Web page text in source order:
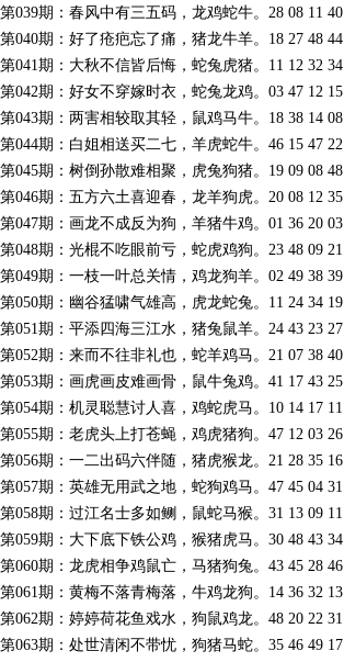
第039期：春风中有三五码，龙鸡蛇牛。28 08 11 40
第040期：好了疮疤忘了痛，猪龙牛羊。18 27 48 44
第041期：大秋不信皆后悔，蛇兔虎猪。11 12 32 34
第042期：好女不穿嫁时衣，蛇兔龙鸡。03 47 12 15
第043期：两害相较取其轻，鼠鸡马牛。18 38 14 08
第044期：白姐相送买二七，羊虎蛇牛。46 15 47 22
第045期：树倒孙散难相聚，虎兔狗猪。19 09 08 48
第046期：五方六土喜迎春，龙羊狗虎。20 08 12 35
第047期：画龙不成反为狗，羊猪牛鸡。01 36 20 03
第048期：光棍不吃眼前亏，蛇虎鸡狗。23 48 09 21
第049期：一枝一叶总关情，鸡龙狗羊。02 49 38 39
第050期：幽谷猛啸气雄高，虎龙蛇兔。11 24 34 19
第051期：平添四海三江水，猪兔鼠羊。24 43 23 27
第052期：来而不往非礼也，蛇羊鸡马。21 07 38 40
第053期：画虎画皮难画骨，鼠牛兔鸡。41 17 43 25
第054期：机灵聪慧讨人喜，鸡蛇虎马。10 14 17 11
第055期：老虎头上打苍蝇，鸡虎猪狗。47 12 03 26
第056期：一二出码六伴随，猪虎猴龙。21 28 35 16
第057期：英雄无用武之地，蛇狗鸡马。47 45 04 31
第058期：过江名士多如鲗，鼠蛇马猴。31 13 09 11
第059期：大下底下铁公鸡，猴猪虎马。30 48 43 34
第060期：龙虎相争鸡鼠亡，马猪狗兔。43 45 28 46
第061期：黄梅不落青梅落，牛鸡龙狗。14 36 32 13
第062期：婷婷荷花鱼戏水，狗鼠鸡龙。48 20 22 31
第063期：处世清闲不带忧，狗猪马蛇。35 46 49 17